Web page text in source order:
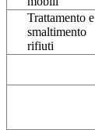
Trattamento e
smaltimento
rifiuti